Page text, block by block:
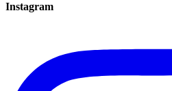
Instagram